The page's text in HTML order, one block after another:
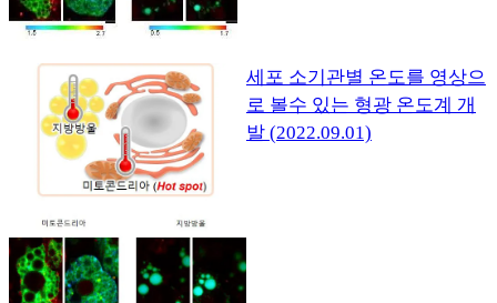
세포 소기관별 온도를 영상으
로 볼수 있는 형광 온도계 개
발 (2022.09.01)